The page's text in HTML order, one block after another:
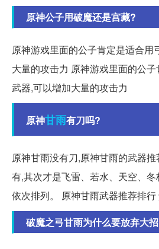
原神公子用破魔还是宫藏?
原神游戏里面的公子肯定是适合用
大量的攻击力 原神游戏里面的公
武器,可以增加大量的攻击力
原神甘雨有刀吗?
原神甘雨没有刀,原神甘雨的武器
有,其次才是飞雷、若水、天空、
依次排列。 原神甘雨武器推荐排行
破魔之弓甘雨为什么要放弃大